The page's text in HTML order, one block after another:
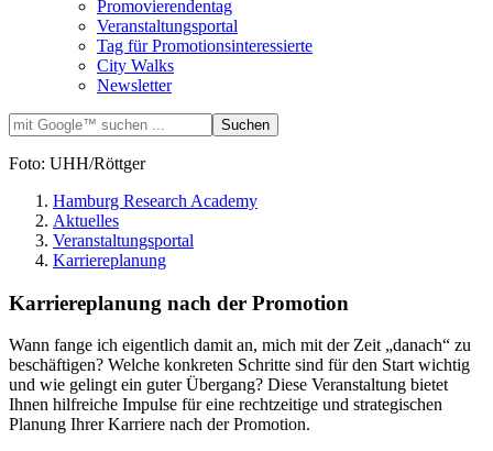
Promovierendentag
Veranstaltungsportal
Tag für Promotionsinteressierte
City Walks
Newsletter
Foto: UHH/Röttger
Hamburg Research Academy
Aktuelles
Veranstaltungsportal
Karriereplanung
Karriereplanung nach der Promotion
Wann fange ich eigentlich damit an, mich mit der Zeit „danach“ zu
beschäftigen? Welche konkreten Schritte sind für den Start wichtig
und wie gelingt ein guter Übergang? Diese Veranstaltung bietet
Ihnen hilfreiche Impulse für eine rechtzeitige und strategischen
Planung Ihrer Karriere nach der Promotion.